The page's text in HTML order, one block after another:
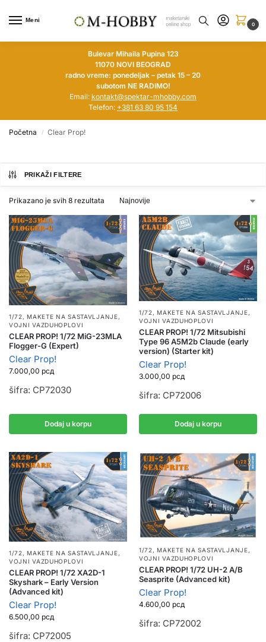
Meni
0
Bulevar Mihaila Pupina 123
11070 NOVI BEOGRAD
radno vreme: ponedeljak – petak 15 – 20
subotom NE RADIMO!
Email: kontakt@spektar-mhobby.com
Telefon: +381 63 80 95 154
Početna / Clear Prop!
PRIKAŽI FILTERE
Prikazano je svih 8 rezultata
1/72,MAKETE NA SASTAVLJANJE,
VOJNI VAZDUHOPLOVI
CLEAR PROP! 1/72 MiG-23MLA
Flogger-G (Expert)
Clear Prop!
7.000,00 рсд
šifra: CP72030
Dodaj u korpu
1/72, MAKETE NA SASTAVLJANJE,
VOJNI VAZDUHOPLOVI
CLEAR PROP! 1/72 Mitsubishi
Type 96 A5M2b Claude (early
version) (Starter kit)
Clear Prop!
3.000,00 рсд
šifra: CP72006
Dodaj u korpu
1/72,MAKETE NA SASTAVLJANJE,
VOJNI VAZDUHOPLOVI
CLEAR PROP! 1/72 XA2D-1
Skyshark – Early Version
(Advanced kit)
Clear Prop!
6.500,00 рсд
šifra: CP72005
1/72,MAKETE NA SASTAVLJANJE,
VOJNI VAZDUHOPLOVI
CLEAR PROP! 1/72 UH-2 A/B
Seasprite (Advanced kit)
Clear Prop!
4.600,00 рсд
šifra: CP72002